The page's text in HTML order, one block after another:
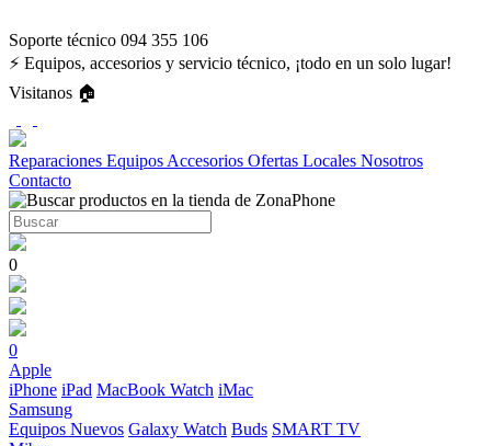
Soporte técnico 094 355 106
⚡ Equipos, accesorios y servicio técnico, ¡todo en un solo lugar!
Visitanos 🏠
Reparaciones Equipos Accesorios Ofertas Locales Nosotros
Contacto
0
0
Apple
iPhone iPad MacBook Watch iMac
Samsung
Equipos Nuevos Galaxy Watch Buds SMART TV